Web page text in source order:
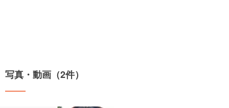
写真・動画（2件）